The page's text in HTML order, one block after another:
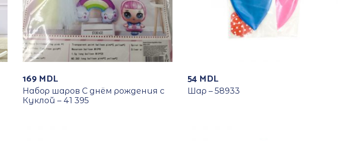
169 MDL
Набор шаров С днём рождения с
Куклой – 41 395
54 MDL
Шар – 58933